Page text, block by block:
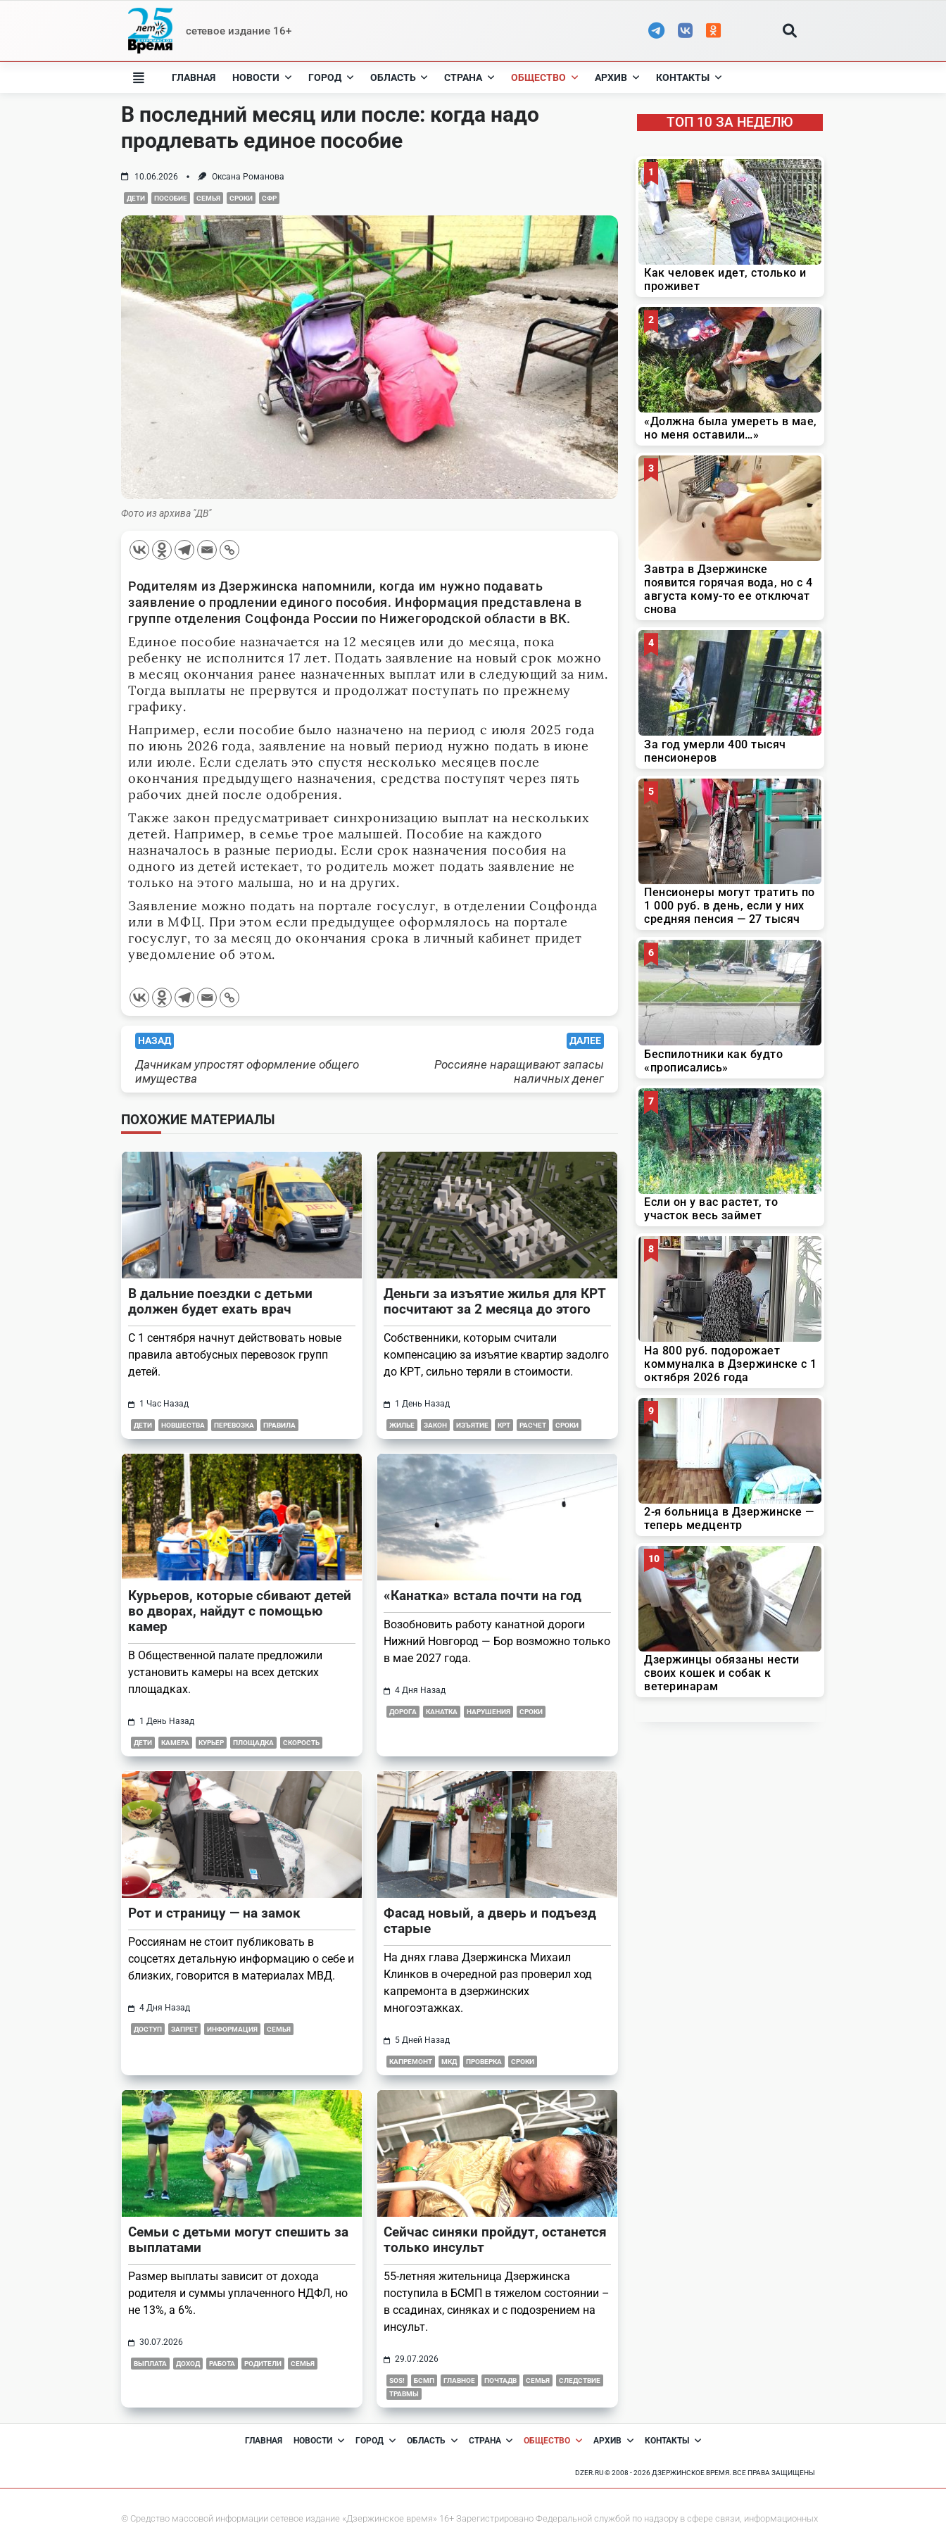
сетевое издание 16+
ГЛАВНАЯ НОВОСТИ ГОРОД ОБЛАСТЬ СТРАНА ОБЩЕСТВО АРХИВ КОНТАКТЫ
В последний месяц или после: когда надо
продлевать единое пособие
10.06.2026 Оксана Романова
ДЕТИ ПОСОБИЕ СЕМЬЯ СРОКИ СФР
Фото из архива "ДВ"
Родителям из Дзержинска напомнили, когда им нужно подавать
заявление о продлении единого пособия. Информация представлена в
группе отделения Соцфонда России по Нижегородской области в ВК.
Единое пособие назначается на 12 месяцев или до месяца, пока
ребенку не исполнится 17 лет. Подать заявление на новый срок можно
в месяц окончания ранее назначенных выплат или в следующий за ним.
Тогда выплаты не прервутся и продолжат поступать по прежнему
графику.
Например, если пособие было назначено на период с июля 2025 года
по июнь 2026 года, заявление на новый период нужно подать в июне
или июле. Если сделать это спустя несколько месяцев после
окончания предыдущего назначения, средства поступят через пять
рабочих дней после одобрения.
Также закон предусматривает синхронизацию выплат на нескольких
детей. Например, в семье трое малышей. Пособие на каждого
назначалось в разные периоды. Если срок назначения пособия на
одного из детей истекает, то родитель может подать заявление не
только на этого малыша, но и на других.
Заявление можно подать на портале госуслуг, в отделении Соцфонда
или в МФЦ. При этом если предыдущее оформлялось на портале
госуслуг, то за месяц до окончания срока в личный кабинет придет
уведомление об этом.
<span
class="nav-
screen-
reader-
text">Page</span>
НАЗАД
Дачникам упростят оформление общего
имущества
ДАЛЕЕ
Россияне наращивают запасы
наличных денег
ПОХОЖИЕ МАТЕРИАЛЫ
В дальние поездки с детьми
должен будет ехать врач
С 1 сентября начнут действовать новые
правила автобусных перевозок групп
детей.
1 Час Назад
ДЕТИ НОВШЕСТВА ПЕРЕВОЗКА ПРАВИЛА
Деньги за изъятие жилья для КРТ
посчитают за 2 месяца до этого
Собственники, которым считали
компенсацию за изъятие квартир задолго
до КРТ, сильно теряли в стоимости.
1 День Назад
ЖИЛЬЕ ЗАКОН ИЗЪЯТИЕ КРТ РАСЧЕТ СРОКИ
Курьеров, которые сбивают детей
во дворах, найдут с помощью
камер
В Общественной палате предложили
установить камеры на всех детских
площадках.
1 День Назад
ДЕТИ КАМЕРА КУРЬЕР ПЛОЩАДКА СКОРОСТЬ
«Канатка» встала почти на год
Возобновить работу канатной дороги
Нижний Новгород — Бор возможно только
в мае 2027 года.
4 Дня Назад
ДОРОГА КАНАТКА НАРУШЕНИЯ СРОКИ
Рот и страницу — на замок
Россиянам не стоит публиковать в
соцсетях детальную информацию о себе и
близких, говорится в материалах МВД.
4 Дня Назад
ДОСТУП ЗАПРЕТ ИНФОРМАЦИЯ СЕМЬЯ
Фасад новый, а дверь и подъезд
старые
На днях глава Дзержинска Михаил
Клинков в очередной раз проверил ход
капремонта в дзержинских
многоэтажках.
5 Дней Назад
КАПРЕМОНТ МКД ПРОВЕРКА СРОКИ
Семьи с детьми могут спешить за
выплатами
Размер выплаты зависит от дохода
родителя и суммы уплаченного НДФЛ, но
не 13%, а 6%.
30.07.2026
ВЫПЛАТА ДОХОД РАБОТА РОДИТЕЛИ СЕМЬЯ
Сейчас синяки пройдут, останется
только инсульт
55-летняя жительница Дзержинска
поступила в БСМП в тяжелом состоянии –
в ссадинах, синяках и с подозрением на
инсульт.
29.07.2026
SOS! БСМП ГЛАВНОЕ ПОЧТАДВ СЕМЬЯ
СЛЕДСТВИЕ
ТРАВМЫ
ТОП 10 ЗА НЕДЕЛЮ
ГЛАВНАЯ НОВОСТИ ГОРОД ОБЛАСТЬ СТРАНА ОБЩЕСТВО АРХИВ КОНТАКТЫ
DZER.RU © 2008 - 2026 ДЗЕРЖИНСКОЕ ВРЕМЯ. ВСЕ ПРАВА ЗАЩИЩЕНЫ
© Средство массовой информации сетевое издание «Дзержинское время» 16+ Зарегистрировано Федеральной службой по надзору в сфере связи, информационных